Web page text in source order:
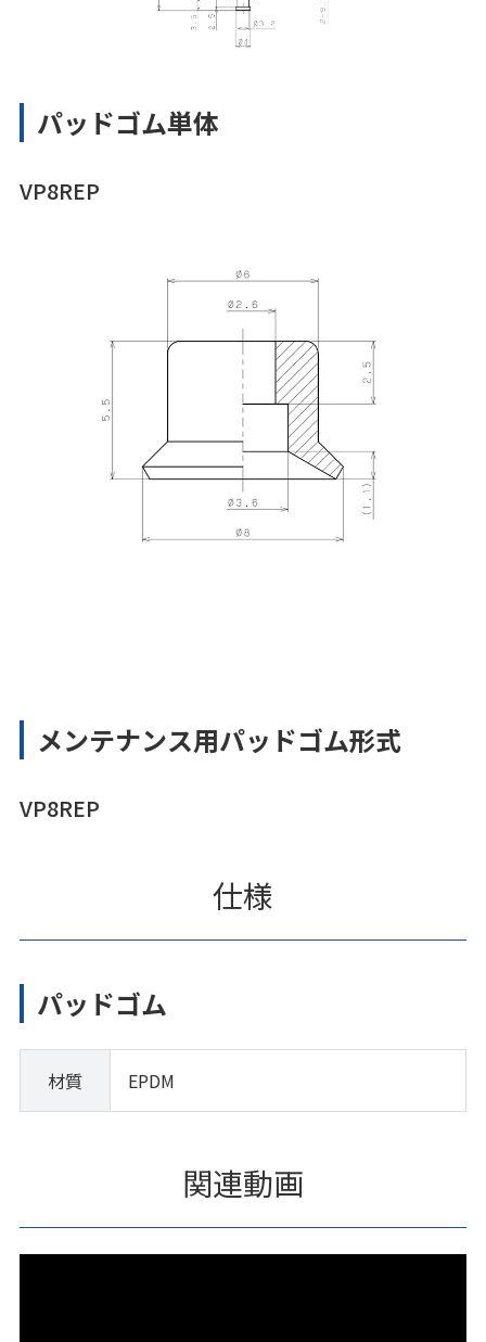
パッドゴム単体
VP8REP
メンテナンス用パッドゴム形式
VP8REP
仕様
パッドゴム
材質 EPDM
関連動画